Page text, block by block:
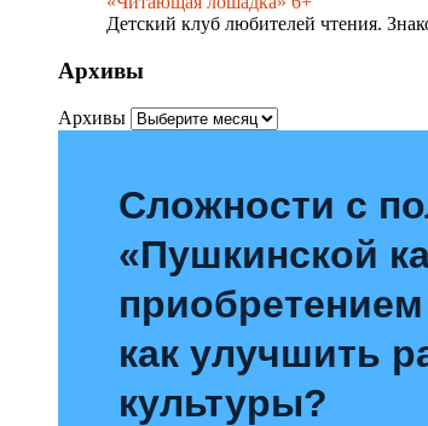
Детский клуб любителей чтения.
Архивы
Архивы
Сложности с
«Пушкинской
как улучшить
культуры?